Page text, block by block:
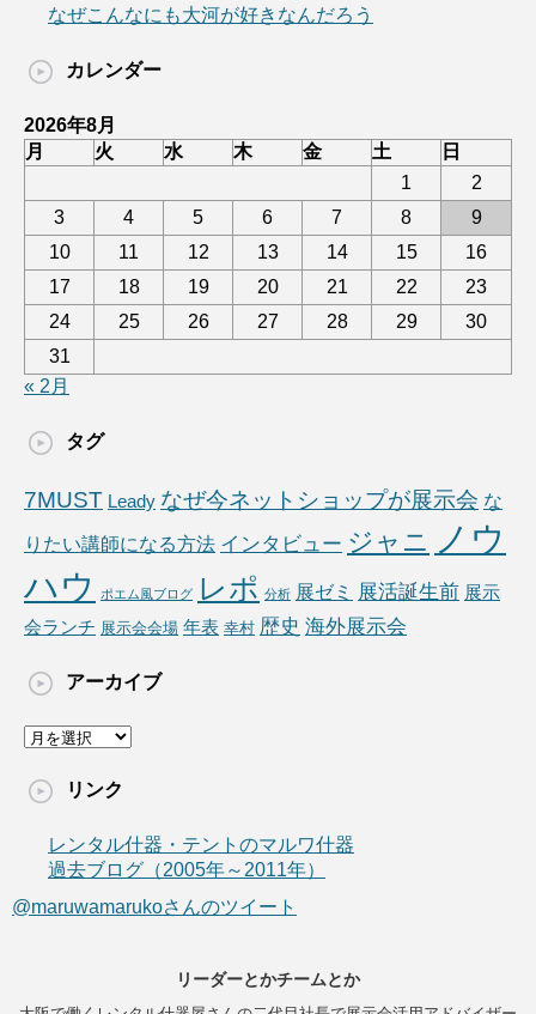
なぜこんなにも大河が好きなんだろう
カレンダー
2026年8月
月
火 水 木 金 土
日
1
2
3
4 5 6 7 8
9
10
11 12 13 14 15
16
17
18 19 20 21 22
23
24
25 26 27 28 29
30
31
« 2月
タグ
7MUST Leady なぜ今ネットショップが展示会 な
りたい講師になる方法 インタビュー ジャニ ノウ
ハウ
ポエム風ブログ レポ 分析 展ゼミ 展活誕生前 展示
会ランチ 展示会会場 年表 幸村 歴史 海外展示会
アーカイブ
ア
カ
リンク
レンタル什器・テントのマルワ什器
過去ブログ（2005年～2011年）
@maruwamarukoさんのツイート
リーダーとかチームとか